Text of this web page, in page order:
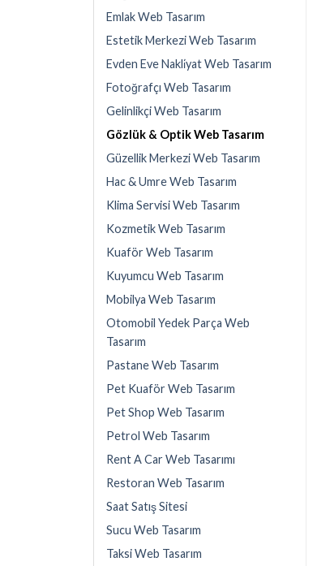
Emlak Web Tasarım
Estetik Merkezi Web Tasarım
Evden Eve Nakli̇yat Web Tasarım
Fotoğrafçı Web Tasarım
Gelinlikçi Web Tasarım
Gözlük & Optik Web Tasarım
Güzellik Merkezi Web Tasarım
Hac & Umre Web Tasarım
Klima Servisi Web Tasarım
Kozmetik Web Tasarım
Kuaför Web Tasarım
Kuyumcu Web Tasarım
Mobilya Web Tasarım
Otomobil Yedek Parça Web
Tasarım
Pastane Web Tasarım
Pet Kuaför Web Tasarım
Pet Shop Web Tasarım
Petrol Web Tasarım
Rent A Car Web Tasarımı
Restoran Web Tasarım
Saat Satış Sitesi
Sucu Web Tasarım
Taksi Web Tasarım